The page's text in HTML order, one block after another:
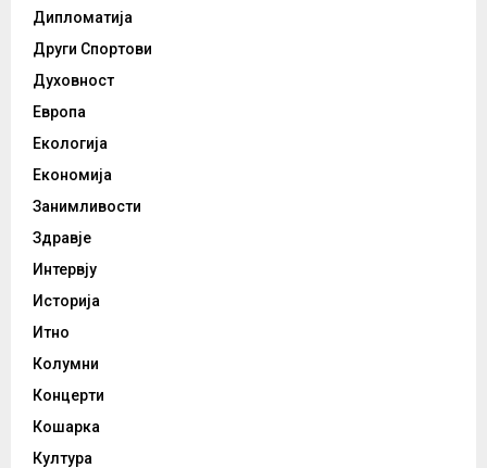
Дипломатија
Други Спортови
Духовност
Европа
Екологија
Економија
Занимливости
Здравје
Интервју
Историја
Итно
Колумни
Концерти
Кошарка
Култура